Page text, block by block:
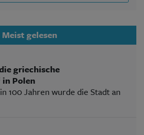
Meist gelesen
griechische
Polen
100 Jahren wurde die Stadt an